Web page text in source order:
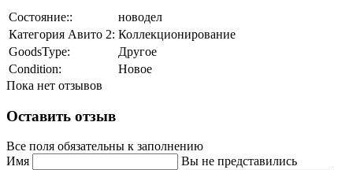
Состояние::
новодел
Категория Авито 2: Коллекционирование
GoodsType:
Другое
Condition:
Новое
Пока нет отзывов
Оставить отзыв
Все поля обязательны к заполнению
Имя
Вы не представились